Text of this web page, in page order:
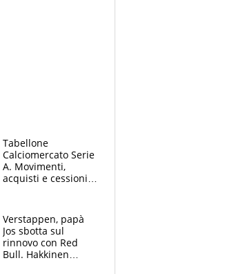
Tabellone
Calciomercato Serie
A. Movimenti,
acquisti e cessioni:
Verstappen, papà
Jos sbotta sul
rinnovo con Red
Bull. Hakkinen